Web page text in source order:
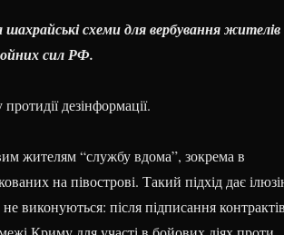
схеми для вербування жителів
сил РФ.
дезінформації.
жителям “службу вдома”, зокрема в
на півострові. Такий підхід дає
виконуються: після підписання